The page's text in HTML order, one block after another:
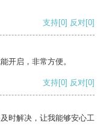
支持[0] 反对[0]
开启，非常方便。
支持[0] 反对[0]
时解决，让我能够安心工